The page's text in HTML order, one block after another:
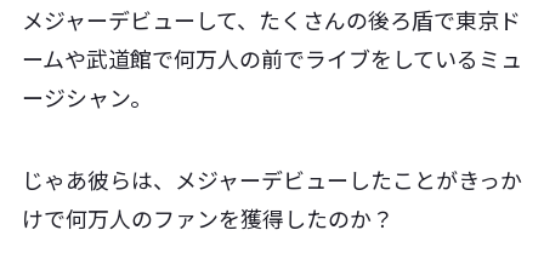
メジャーデビューして、たくさんの後ろ盾で東京ド
ームや武道館で何万人の前でライブをしているミュ
ージシャン。
じゃあ彼らは、メジャーデビューしたことがきっか
けで何万人のファンを獲得したのか？